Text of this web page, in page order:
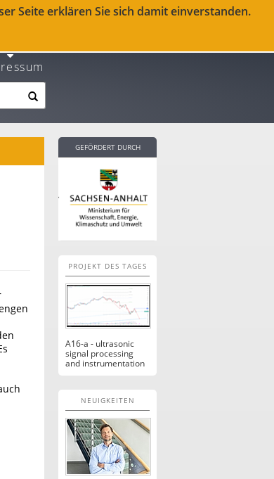
Seite erklären Sie sich damit einverstanden.
GEFÖRDERT DURCH
PROJEKT DES TAGES
A16-a - ultrasonic
signal processing
and instrumentation
NEUIGKEITEN